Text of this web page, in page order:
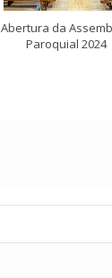
Abertura da
Paroquial 2024